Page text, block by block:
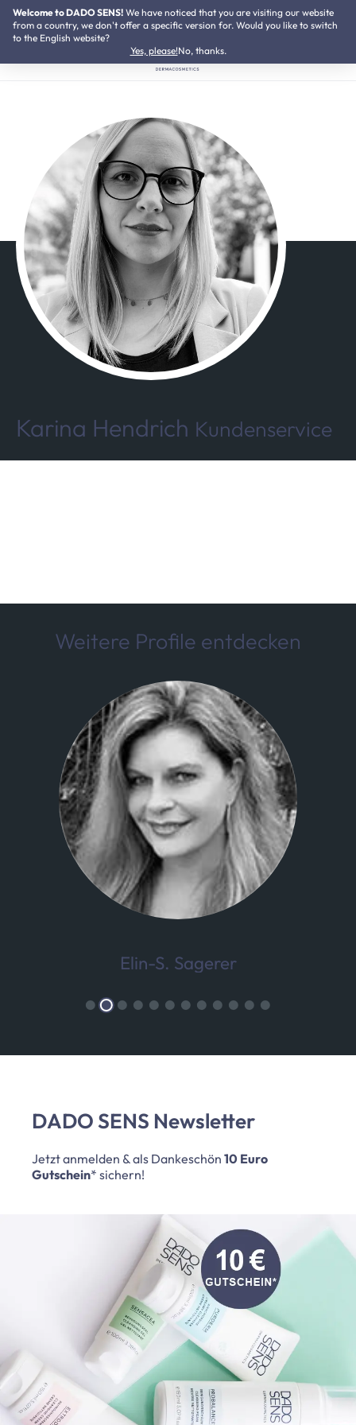
Zum Hauptinhalt springen
Welcome to DADO SENS! We have noticed that you are visiting our website
from a country, we don't offer a specific version for. Would you like to switch
to the English website?
Yes, please!No, thanks.
NEU:Neurodermitis Pflegeset
Karina Hendrich Kundenservice
Weitere Profile entdecken
Elin-S. Sagerer
DADO SENS Newsletter
Jetzt anmelden & als Dankeschön 10 Euro
Gutschein* sichern!